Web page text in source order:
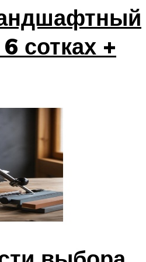
сотках +